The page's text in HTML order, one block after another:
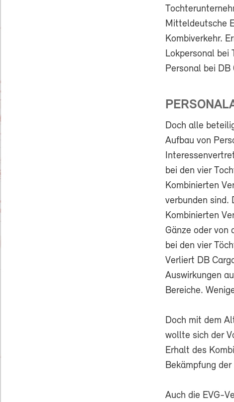
Mitteldeutsche
Kombiverkehr.
Lokpersonal bei
Personal bei DB
Doch alle
Aufbau von
bei den vier
Kombinierten
verbunden sind.
Kombinierten
Gänze oder von
bei den vier
Verliert DB
Auswirkungen
Bereiche.
Doch mit dem
wollte sich der
Erhalt des
Bekämpfung
Auch die EVG-